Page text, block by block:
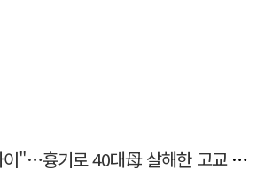
"아버지 외출한 사이"…흉기로 40대母 살해한 고교 자퇴생, 구속 기로에